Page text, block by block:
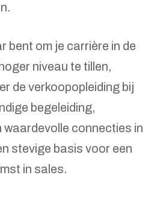
bent om je carrière in de
niveau te tillen,
de verkoopopleiding bij
begeleiding,
waardevolle connecties in
stevige basis voor een
in sales.